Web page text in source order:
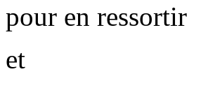
pour en ressortir
et